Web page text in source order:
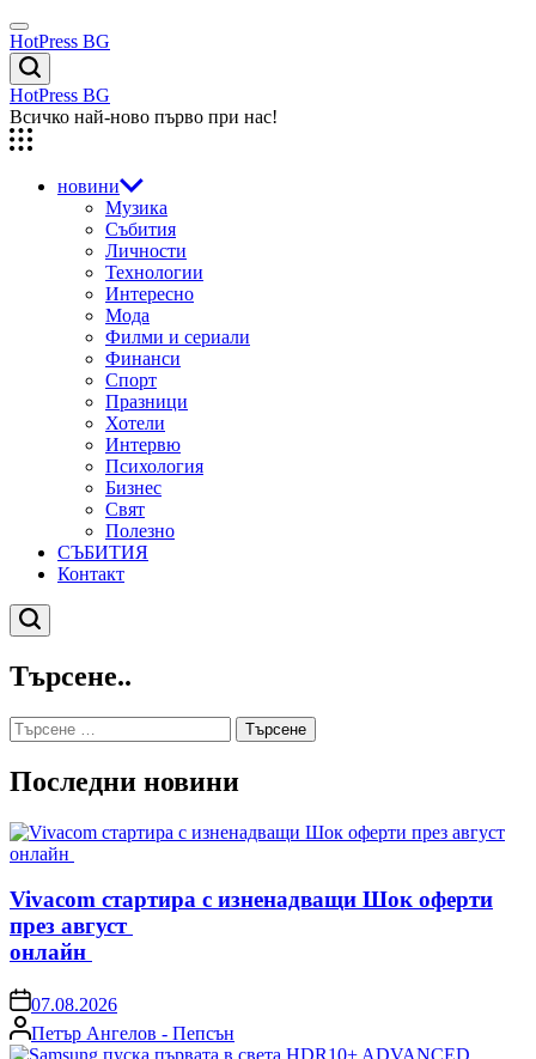
Skip
to
content
Menu
HotPress BG
Търсене
HotPress BG
Всичко най-ново първо при нас!
новини
Музика
Събития
Личности
Технологии
Интересно
Мода
Филми и сериали
Финанси
Спорт
Празници
Хотели
Интервю
Психология
Бизнес
Свят
Полезно
СЪБИТИЯ
Контакт
Търсене
Търсене..
Търсене
за:
Последни новини
Vivacom стартира с изненадващи Шок оферти
през август
онлайн
on07.08.2026
Posted
by
Петър Ангелов - Пепсън